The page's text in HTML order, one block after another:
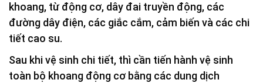
khoang, từ động cơ, dây đai truyền động, các
đường dây điện, các giắc cắm, cảm biến và các chi
tiết cao su.
Sau khi vệ sinh chi tiết, thì cần tiến hành vệ sinh
toàn bộ khoang động cơ bằng các dung dịch